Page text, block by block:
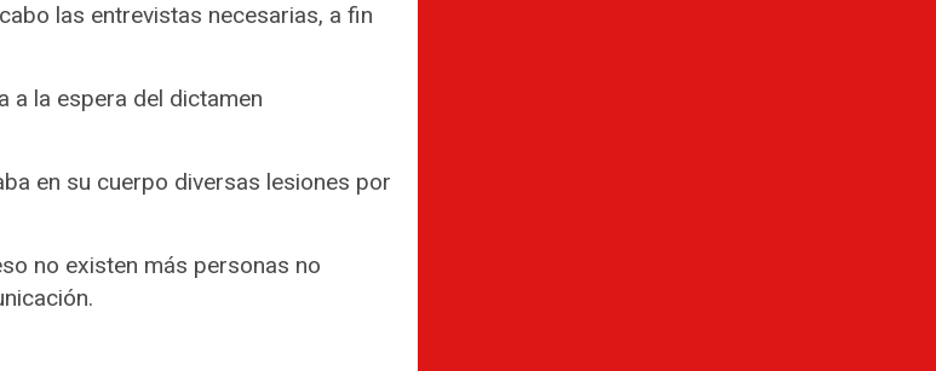
las entrevistas necesarias, a fin
a la espera del dictamen
en su cuerpo diversas lesiones por
no existen más personas no